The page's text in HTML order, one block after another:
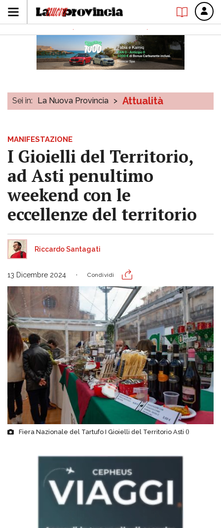
Sei in: La Nuova Provincia > Attualità
MANIFESTAZIONE
I Gioielli del Territorio,
ad Asti penultimo
weekend con le
eccellenze del territorio
Riccardo Santagati
13 Dicembre 2024 Condividi
Fiera Nazionale del Tartufo I Gioielli del Territorio Asti ()